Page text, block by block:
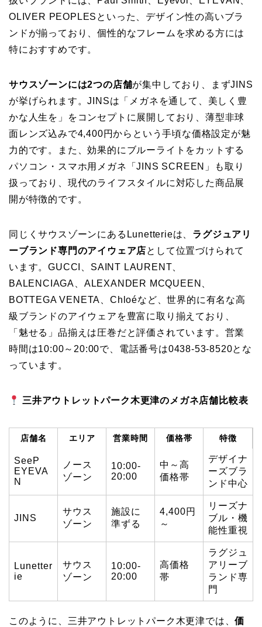
OLIVER PEOPLESといった、デザイン性の高いブラ
ンドが揃っており、個性的なフレームを求める方には
特におすすめです。
サウスゾーンには2つの店舗が集中しており、まずJINS
が挙げられます。JINSは「メガネを通して、美しく豊
かな人生を」をコンセプトに展開しており、薄型非球
面レンズ込みで4,400円からという手頃な価格設定が魅
力的です。また、効果的にブルーライトをカットする
パソコン・スマホ用メガネ「JINS SCREEN」も取り
扱っており、現代のライフスタイルに対応した商品展
開が特徴的です。
同じくサウスゾーンにあるLunetterieは、 ラグジュアリ
ーブランド専門のアイウェア店として位置づけられて
います。GUCCI、SAINT LAURENT、
BALENCIAGA、ALEXANDER MCQUEEN、
BOTTEGA VENETA、Chloéなど、世界的に有名な高
級ブランドのアイウェアを豊富に取り揃えており、
「魅せる」品揃えは圧巻だと評価されています。営業
時間は10:00～20:00で、電話番号は0438-53-8520とな
っています。
三井アウトレットパーク木更津のメガネ店舗比較表
店舗名 エリア 営業時間 価格帯 特徴
SeeP
EYEVA
N
ノース
ゾーン
10:00-
20:00
中～高
価格帯
デザイナ
ーズブラ
ンド中心
JINS
サウス
ゾーン
施設に
準ずる
4,400円
～
リーズナ
ブル・機
能性重視
Lunetter
ie
サウス
ゾーン
10:00-
20:00
高価格
帯
ラグジュ
アリーブ
ランド専
門
このように、三井アウトレットパーク木更津では、価